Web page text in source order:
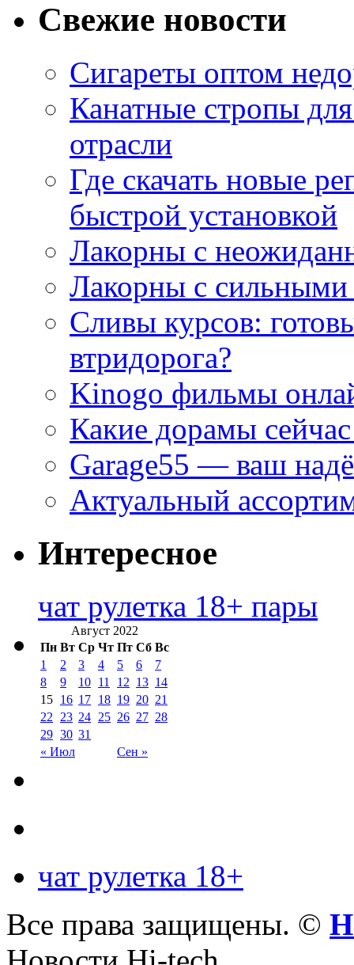
Свежие новости
Сигареты оптом
Канатные стропы
отрасли
Где скачать новые
быстрой установкой
Лакорны с
Лакорны с сильными
Сливы курсов:
втридорога?
Kinogo фильмы
Какие дорамы
Garage55 — ваш
Актуальный
Интересное
чат рулетка 18+ пары
Август 2022
Пн Вт Ср Чт Пт Сб Вс
« Июл Сен »
1 2 3 4 5 6
7
8
9 10 11 12 13 14
15 16 17 18 19 20 21
22
23 24 25 26 27 28
29 30 31
чат рулетка 18+
Все права защищены. ©